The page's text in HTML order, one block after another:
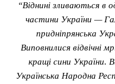
“Віднині зливаються в
частини України —
придніпрянська
Виповнилися відвічні
кращі сини України.
Українська Народна